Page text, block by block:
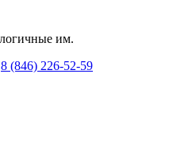
им.
8 (846) 226-52-59